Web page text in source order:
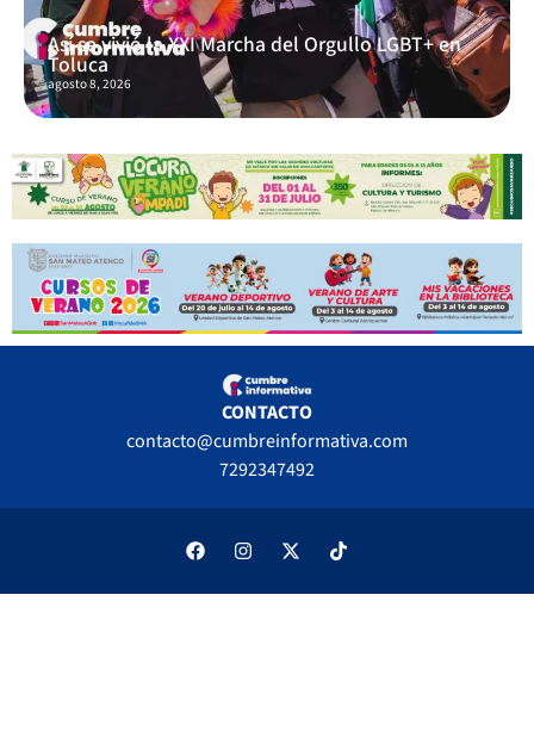
Así se vivió la XXI Marcha del Orgullo LGBT+ en
Toluca
agosto 8, 2026
CONTACTO
contacto@cumbreinformativa.com
7292347492